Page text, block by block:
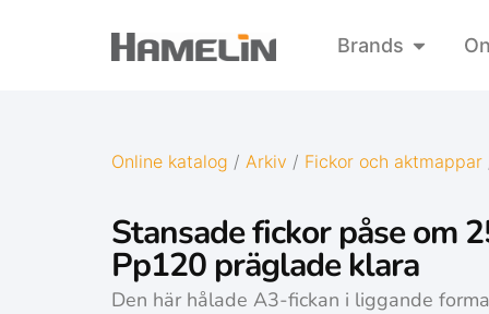
Brands
Online katalog / Arkiv / Fickor och aktmappar
Stansade fickor påse om
Pp120 präglade klara
Den här hålade A3-fickan i liggande